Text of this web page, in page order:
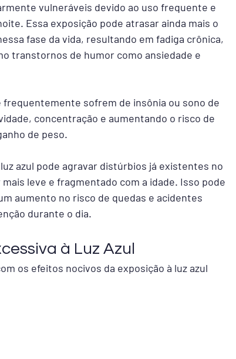
vulneráveis devido ao uso frequente e
Essa exposição pode atrasar ainda mais o
fase da vida, resultando em fadiga crônica,
transtornos de humor como ansiedade e
sofrem de insônia ou sono de
concentração e aumentando o risco de
de peso.
azul pode agravar distúrbios já existentes no
leve e fragmentado com a idade. Isso pode
aumento no risco de quedas e acidentes
durante o dia.
à Luz Azul
os efeitos nocivos da exposição à luz azul